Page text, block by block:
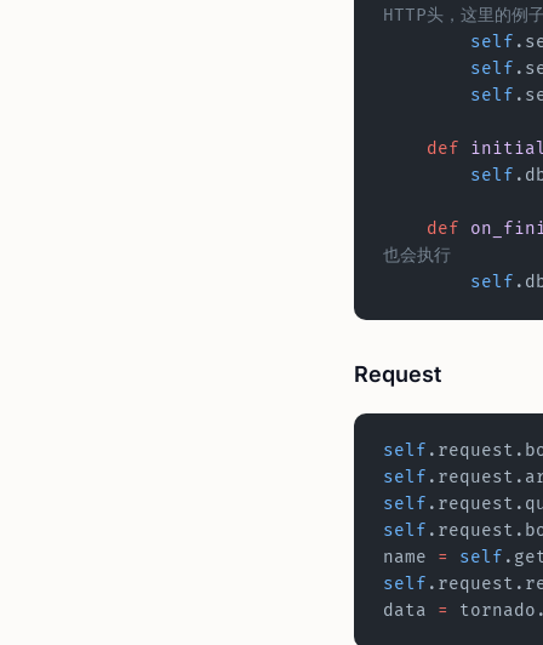
HTTP头，这里的例
        self
        self
        self
    def
        self
    def
也会执行
        self
Request
self
self
self
self
name = self
self
data =